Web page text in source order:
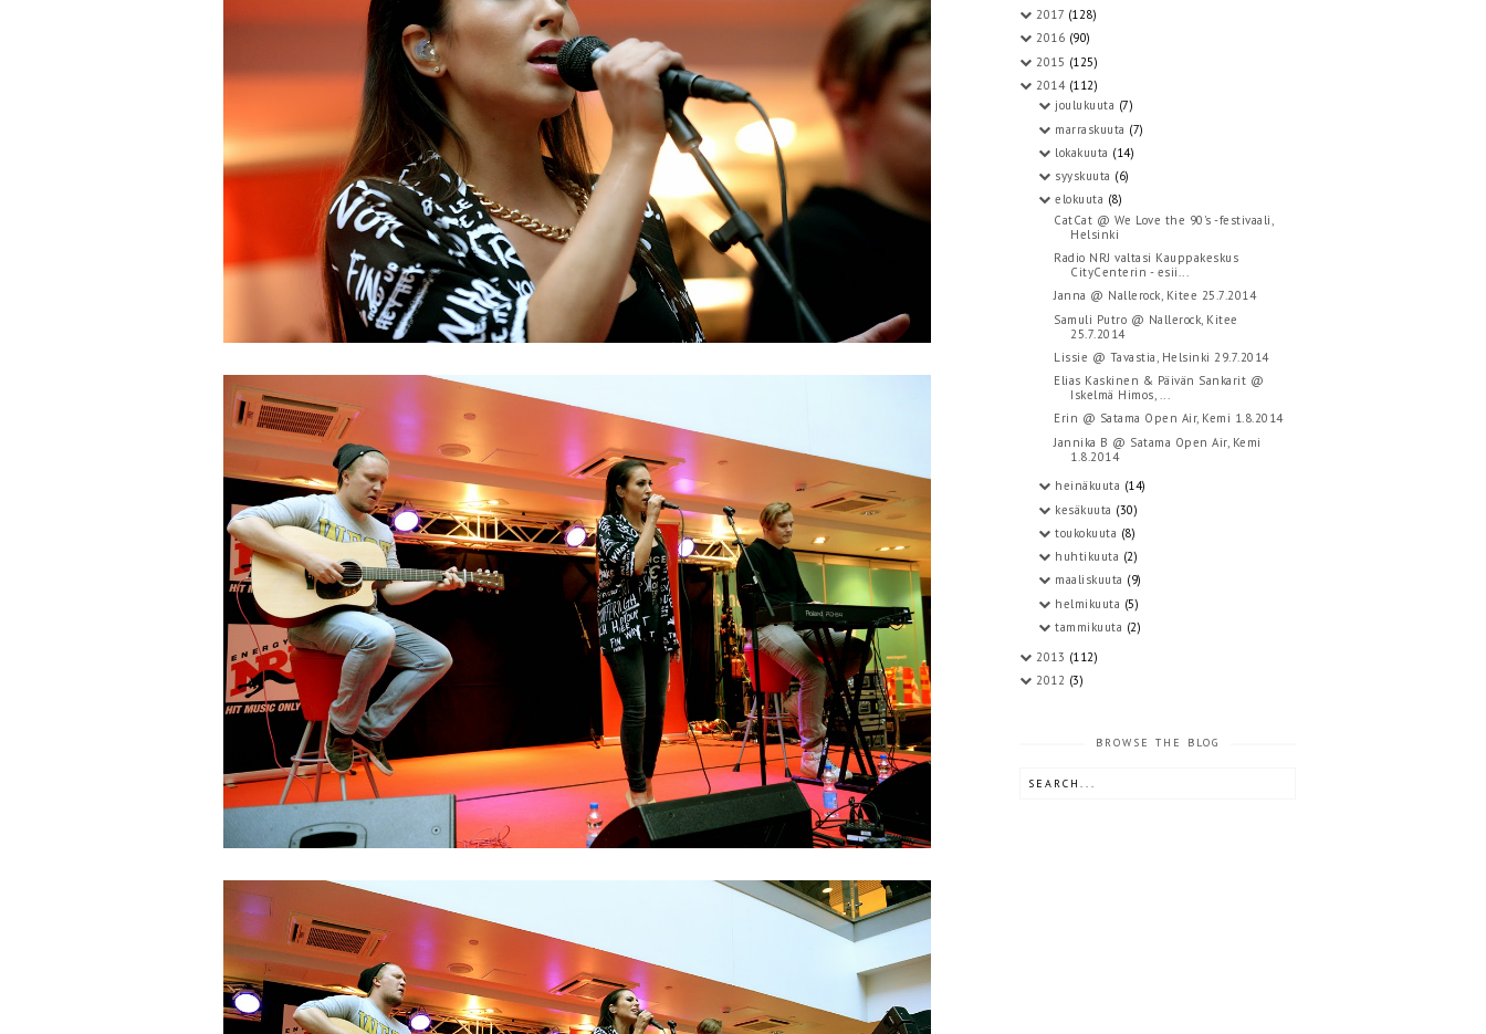
2017 (128)
2016 (90)
2015 (125)
2014 (112)
joulukuuta (7)
marraskuuta (7)
lokakuuta (14)
syyskuuta (6)
elokuuta (8)
CatCat @ We Love the 90's -festivaali,
Helsinki
Radio NRJ valtasi Kauppakeskus
CityCenterin - esii...
Janna @ Nallerock, Kitee 25.7.2014
Samuli Putro @ Nallerock, Kitee
25.7.2014
Lissie @ Tavastia, Helsinki 29.7.2014
Elias Kaskinen & Päivän Sankarit @
Iskelmä Himos, ...
Erin @ Satama Open Air, Kemi 1.8.2014
Jannika B @ Satama Open Air, Kemi
1.8.2014
heinäkuuta (14)
kesäkuuta (30)
toukokuuta (8)
huhtikuuta (2)
maaliskuuta (9)
helmikuuta (5)
tammikuuta (2)
2013 (112)
2012 (3)
BROWSE THE BLOG